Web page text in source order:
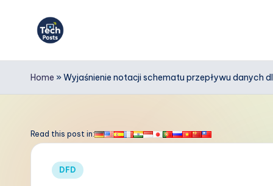
T
e
h
Home » Wyjaśnienie notacji schematu przepływu danych
Read this post in:
Posted
DFD